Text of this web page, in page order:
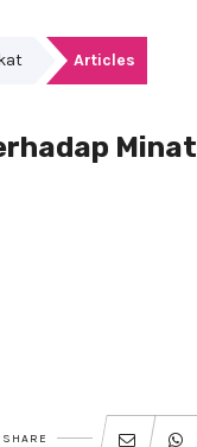
Articles
Minat
SHARE